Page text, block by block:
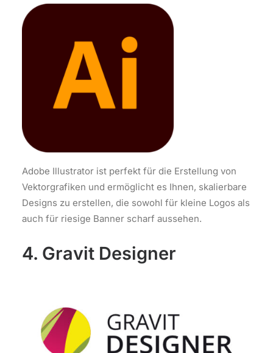
Adobe Illustrator ist perfekt für die Erstellung von
Vektorgrafiken und ermöglicht es Ihnen, skalierbare
Designs zu erstellen, die sowohl für kleine Logos als
auch für riesige Banner scharf aussehen.
4. Gravit Designer